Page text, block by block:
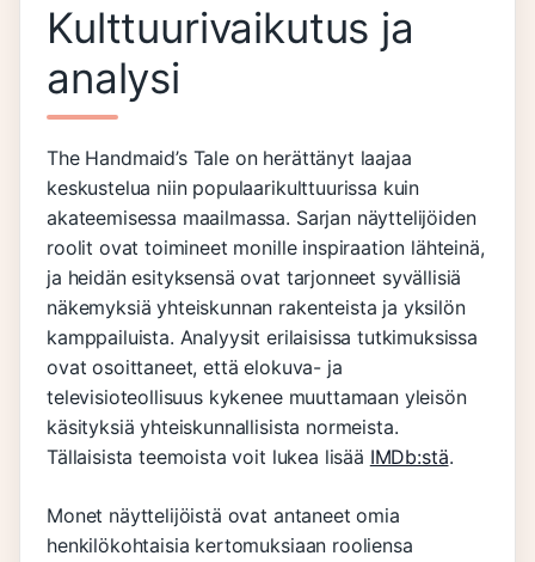
Kulttuurivaikutus ja
analysi
The Handmaid’s Tale on herättänyt laajaa
keskustelua niin populaarikulttuurissa kuin
akateemisessa maailmassa. Sarjan näyttelijöiden
roolit ovat toimineet monille inspiraation lähteinä,
ja heidän esityksensä ovat tarjonneet syvällisiä
näkemyksiä yhteiskunnan rakenteista ja yksilön
kamppailuista. Analyysit erilaisissa tutkimuksissa
ovat osoittaneet, että elokuva- ja
televisioteollisuus kykenee muuttamaan yleisön
käsityksiä yhteiskunnallisista normeista.
Tällaisista teemoista voit lukea lisää IMDb:stä.
Monet näyttelijöistä ovat antaneet omia
henkilökohtaisia kertomuksiaan rooliensa